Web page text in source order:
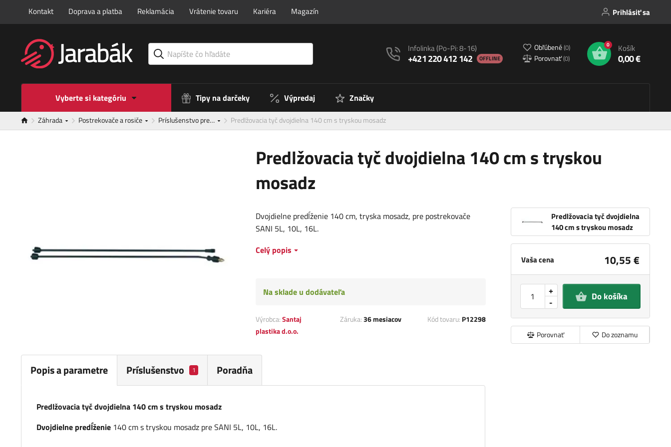
Kontakt Doprava a platba Reklamácia Vrátenie tovaru Kariéra Magazín Prihlásiť sa
Infolinka(Po-Pi: 8-16)
+421 220 412 142 OFFLINE
Obľúbené(0)
Porovnať(0)
0 Košík
0,00 €
Vyberte si kategóriu Tipy na darčeky Výpredaj Značky
Záhrada Postrekovače a rosiče Príslušenstvo pre… Predlžovacia tyč dvojdielna 140 cm s tryskou mosadz
Predlžovacia tyč dvojdielna 140 cm s tryskou
mosadz
Predlžovacia tyč dvojdielna
140 cm s tryskou mosadz
Vaša cena 10,55 €
-
+ Do košíka
Porovnať Do zoznamu
Dvojdielne predĺženie 140 cm, tryska mosadz, pre postrekovače
SANI 5L, 10L, 16L.
Celý popis
Na sklade u dodávateľa
Výrobca:Santaj
plastika d.o.o.
Záruka:36 mesiacov Kód tovaru: P12298
Popis a parametre Príslušenstvo 1 Poradňa
Predlžovacia tyč dvojdielna 140 cm s tryskou mosadz
Dvojdielne predĺženie 140 cm s tryskou mosadz pre SANI 5L, 10L, 16L.